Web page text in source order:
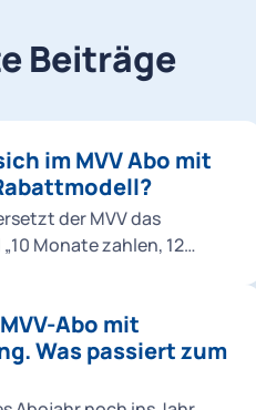
Beiträge
im MVV Abo mit
der MVV das
Monate zahlen, 12
Einen Vergleich der
alt/neu finden Sie
Monat den reduzierten
Abo mit
Was passiert zum